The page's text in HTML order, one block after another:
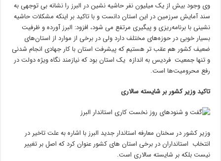
وی وجود بیش از یک میلیون نفر حاشیه نشین در البرز را نشانه بی توجهی به
سند آمایش سرزمین در این استان دانست و با تاکید بر اینکه مشکلات حاشیه
نشینی با برنامه‌ریزی و پیگیری مرتفع می شود، افزود: البرز آورده و ظرفیت
بسیار خوبی در حوزه‌های مختلف دارد ولی در برخی از موارد از استان‌های
ضعیف کشور هم عقب تر هستیم که پیشرفت استان با کار جهادی انجام شدنی
و تنها جمعیت فردیس به اندازه یک استان بود که نیازمند نگاه ویژه دولت در
رفع محرومیت‌ها است.
تاکید وزیر کشور بر شایسته سالاری
وزیر کشور در سخنان معارفه استاندار جدید البرز با اشاره به علت تاخیر در
انتخاب استانداران در برخی استان های کشور عنوان کرد که اصل بر تغییر
نیست بلکه بر شایسته سالاری است.